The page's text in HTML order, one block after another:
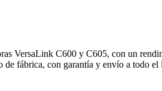
VersaLink C600 y C605, con un
fábrica, con garantía y envío a todo el